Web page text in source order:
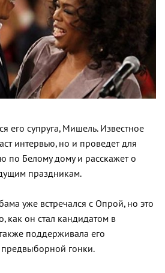
его супруга, Мишель. Известное
интервью, но и проведет для
по Белому дому и расскажет о
праздникам.
уже встречался с Опрой, но это
как он стал кандидатом в
поддерживала его
предвыборной гонки.